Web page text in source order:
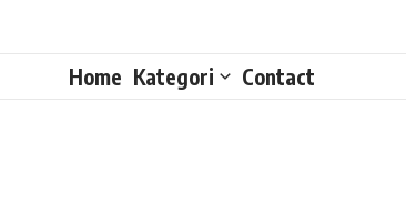
Home Kategori Contact